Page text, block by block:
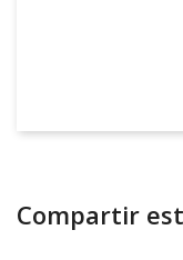
Compartir